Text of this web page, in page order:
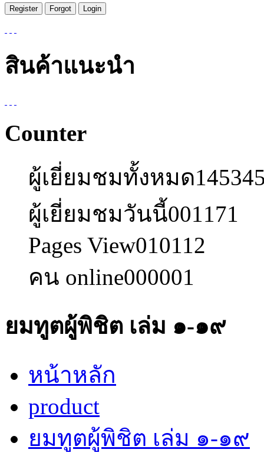
สินค้าแนะนำ
Counter
ผู้เยี่ยมชมทั้งหมด
ผู้เยี่ยมชมวันนี้001171
Pages View010112
คน online000001
ยมทูตผู้พิชิต เล่ม ๑-๑๙
หน้าหลัก
product
ยมทูตผู้พิชิต เล่ม ๑-๑๙